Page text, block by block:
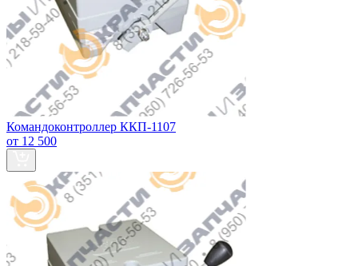
Командоконтроллер ККП-1107
от 12 500